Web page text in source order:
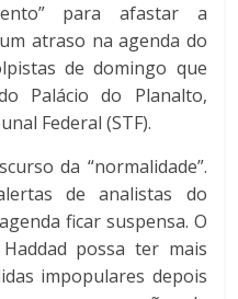
para afastar a
atraso na agenda do
de domingo que
Palácio do Planalto,
Federal (STF).
da “normalidade”.
de analistas do
ficar suspensa. O
possa ter mais
impopulares depois